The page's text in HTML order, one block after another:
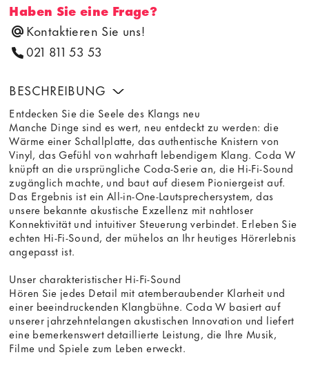
Haben Sie eine Frage?
Kontaktieren Sie uns!
021 811 53 53
BESCHREIBUNG
Entdecken Sie die Seele des Klangs neu
Manche Dinge sind es wert, neu entdeckt zu werden: die
Wärme einer Schallplatte, das authentische Knistern von
Vinyl, das Gefühl von wahrhaft lebendigem Klang. Coda W
knüpft an die ursprüngliche Coda-Serie an, die Hi-Fi-Sound
zugänglich machte, und baut auf diesem Pioniergeist auf.
Das Ergebnis ist ein All-in-One-Lautsprechersystem, das
unsere bekannte akustische Exzellenz mit nahtloser
Konnektivität und intuitiver Steuerung verbindet. Erleben Sie
echten Hi-Fi-Sound, der mühelos an Ihr heutiges Hörerlebnis
angepasst ist.
Unser charakteristischer Hi-Fi-Sound
Hören Sie jedes Detail mit atemberaubender Klarheit und
einer beeindruckenden Klangbühne. Coda W basiert auf
unserer jahrzehntelangen akustischen Innovation und liefert
eine bemerkenswert detaillierte Leistung, die Ihre Musik,
Filme und Spiele zum Leben erweckt.